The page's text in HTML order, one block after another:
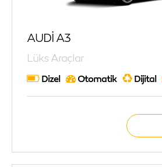
AUDİ A3
Lüks Araçlar
Dizel Otomatik Dijital